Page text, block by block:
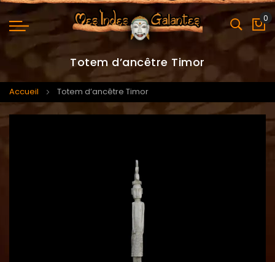
0
Totem d’ancêtre Timor
Accueil Totem d’ancêtre Timor